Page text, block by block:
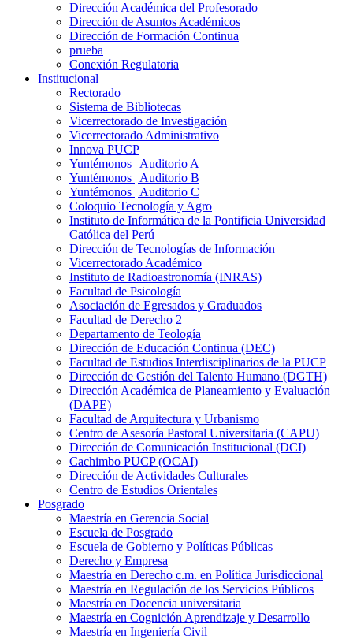
Dirección Académica del Profesorado
Dirección de Asuntos Académicos
Dirección de Formación Continua
prueba
Conexión Regulatoria
Institucional
Rectorado
Sistema de Bibliotecas
Vicerrectorado de Investigación
Vicerrectorado Administrativo
Innova PUCP
Yuntémonos | Auditorio A
Yuntémonos | Auditorio B
Yuntémonos | Auditorio C
Coloquio Tecnología y Agro
Instituto de Informática de la Pontificia Universidad
Católica del Perú
Dirección de Tecnologías de Información
Vicerrectorado Académico
Instituto de Radioastronomía (INRAS)
Facultad de Psicología
Asociación de Egresados y Graduados
Facultad de Derecho 2
Departamento de Teología
Dirección de Educación Continua (DEC)
Facultad de Estudios Interdisciplinarios de la PUCP
Dirección de Gestión del Talento Humano (DGTH)
Dirección Académica de Planeamiento y Evaluación
(DAPE)
Facultad de Arquitectura y Urbanismo
Centro de Asesoría Pastoral Universitaria (CAPU)
Dirección de Comunicación Institucional (DCI)
Cachimbo PUCP (OCAI)
Dirección de Actividades Culturales
Centro de Estudios Orientales
Posgrado
Maestría en Gerencia Social
Escuela de Posgrado
Escuela de Gobierno y Políticas Públicas
Derecho y Empresa
Maestría en Derecho c.m. en Política Jurisdiccional
Maestría en Regulación de los Servicios Públicos
Maestría en Docencia universitaria
Maestría en Cognición Aprendizaje y Desarrollo
Maestría en Ingeniería Civil